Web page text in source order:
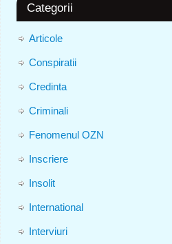
Categorii
Articole
Conspiratii
Credinta
Criminali
Fenomenul OZN
Inscriere
Insolit
International
Interviuri